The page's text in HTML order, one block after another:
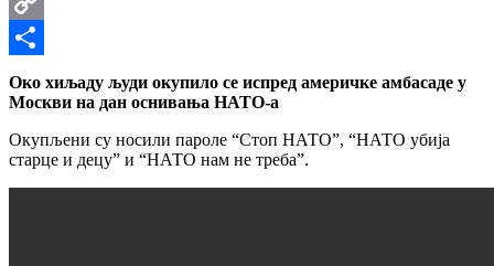
Copy
Link
Share
Око хиљаду људи окупило се испред америчке амбасаде у
Москви на дан оснивања НАТО-а
Окупљени су носили пароле “Стоп НАТО”, “НАТО убија
старце и децу” и “НАТО нам не треба”.